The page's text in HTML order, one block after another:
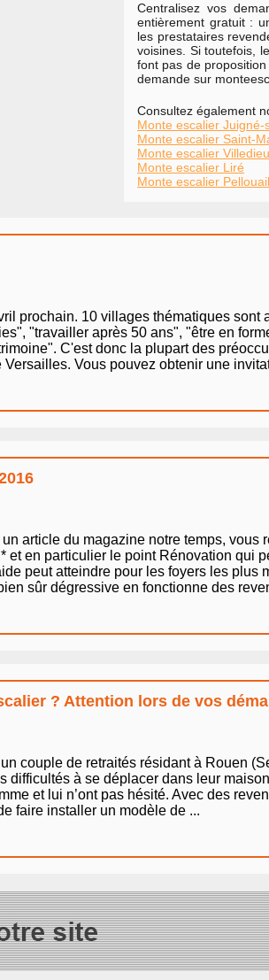
Centralisez vos
entièrement gratuit :
les prestataires
voisines. Si toutefois,
font pas de
demande sur
Consultez également
Monte escalier Juigné-
Monte escalier Saint-
Monte escalier
Monte escalier Liré
Monte escalier
prochain. 10 villages thématiques sont
"travailler après 50 ans", "être en
C'est donc la plupart des
Vous pouvez obtenir une
article du magazine notre temps, vous
et en particulier le point Rénovation qui
peut atteindre pour les foyers les plus
sûr dégressive en fonctionne des
? Attention lors de vos
couple de retraités résidant à Rouen
difficultés à se déplacer dans leur
et lui n’ont pas hésité. Avec des
faire installer un modèle de ...